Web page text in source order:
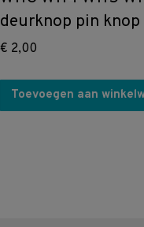
deurknop pin knop
€ 2,00
Toevoegen aan